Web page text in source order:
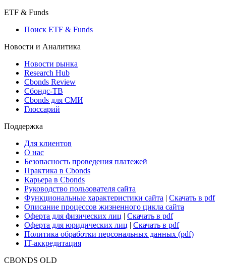
ETF & Funds
Поиск ETF & Funds
Новости и Аналитика
Новости рынка
Research Hub
Cbonds Review
Сбондс-ТВ
Cbonds для СМИ
Глоссарий
Поддержка
Для клиентов
О нас
Безопасность проведения платежей
Практика в Cbonds
Карьера в Cbonds
Руководство пользователя сайта
Функциональные характеристики сайта | Скачать в pdf
Описание процессов жизненного цикла сайта
Оферта для физических лиц | Скачать в pdf
Оферта для юридических лиц | Скачать в pdf
Политика обработки персональных данных (pdf)
IT-аккредитация
CBONDS OLD